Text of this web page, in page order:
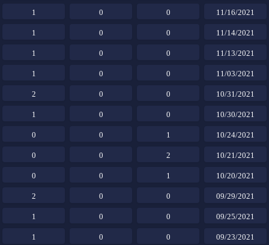
11/16/2021
0
0
1
11/14/2021
0
0
1
11/13/2021
0
0
1
11/03/2021
0
0
1
10/31/2021
0
0
2
10/30/2021
0
0
1
10/24/2021
1
0
0
10/21/2021
2
0
0
10/20/2021
1
0
0
09/29/2021
0
0
2
09/25/2021
0
0
1
09/23/2021
0
0
1